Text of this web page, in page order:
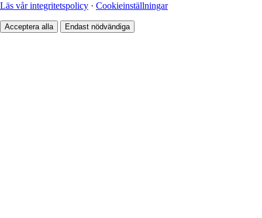
Läs vår integritetspolicy · Cookieinställningar
Acceptera alla Endast nödvändiga